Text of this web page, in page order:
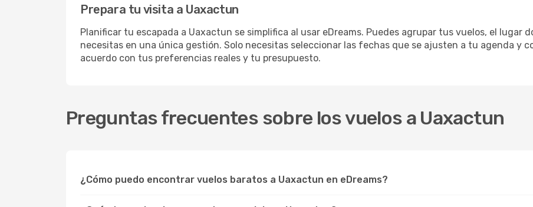
Prepara tu visita a Uaxactun
Planificar tu escapada a Uaxactun se simplifica al usar eDreams. Puedes agrupar tus vuelos, el lugar
necesitas en una única gestión. Solo necesitas seleccionar las fechas que se ajusten a tu agenda y
acuerdo con tus preferencias reales y tu presupuesto.
Preguntas frecuentes sobre los vuelos a Uaxactun
¿Cómo puedo encontrar vuelos baratos a Uaxactun en eDreams?